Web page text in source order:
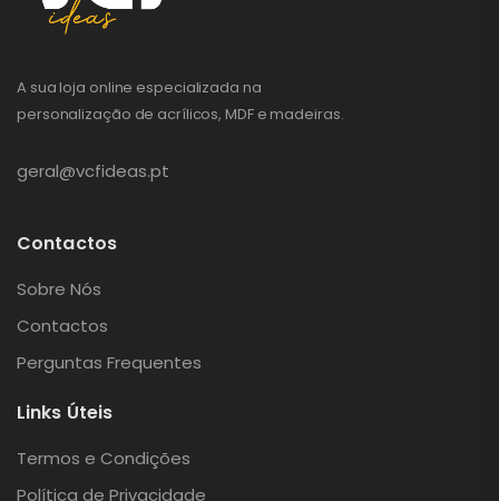
A sua loja online especializada na
personalização de acrílicos, MDF e madeiras.
geral@vcfideas.pt
Contactos
Sobre Nós
Contactos
Perguntas Frequentes
Links Úteis
Termos e Condições
Política de Privacidade